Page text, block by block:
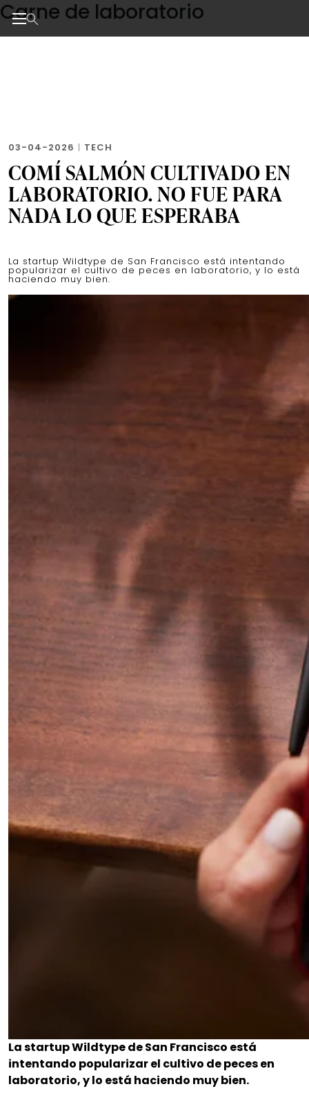
Skip
to
the
Carne de laboratorio
03-04-2026 | TECH
COMÍ SALMÓN CULTIVADO EN
LABORATORIO. NO FUE PARA
NADA LO QUE ESPERABA
La startup Wildtype de San Francisco está intentando
popularizar el cultivo de peces en laboratorio, y lo está
haciendo muy bien.
La startup Wildtype de San Francisco está
intentando popularizar el cultivo de peces en
laboratorio, y lo está haciendo muy bien.